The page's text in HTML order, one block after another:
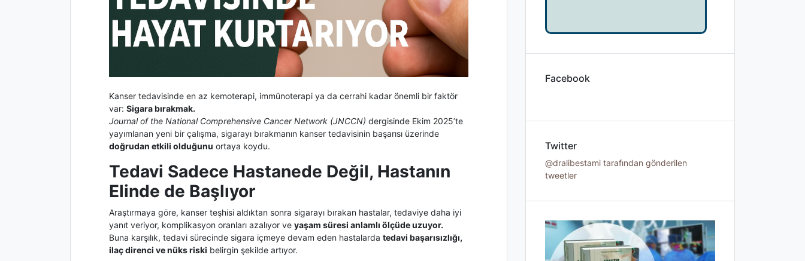
Kanser tedavisinde en az kemoterapi, immünoterapi ya da cerrahi kadar önemli bir faktör
var: Sigara bırakmak.
Journal of the National Comprehensive Cancer Network (JNCCN) dergisinde Ekim 2025’te
yayımlanan yeni bir çalışma, sigarayı bırakmanın kanser tedavisinin başarısı üzerinde
doğrudan etkili olduğunu ortaya koydu.
Tedavi Sadece Hastanede Değil, Hastanın
Elinde de Başlıyor
Araştırmaya göre, kanser teşhisi aldıktan sonra sigarayı bırakan hastalar, tedaviye daha iyi
yanıt veriyor, komplikasyon oranları azalıyor ve yaşam süresi anlamlı ölçüde uzuyor.
Buna karşılık, tedavi sürecinde sigara içmeye devam eden hastalarda tedavi başarısızlığı,
ilaç direnci ve nüks riski belirgin şekilde artıyor.
Facebook
Twitter
@dralibestami tarafından gönderilen
tweetler